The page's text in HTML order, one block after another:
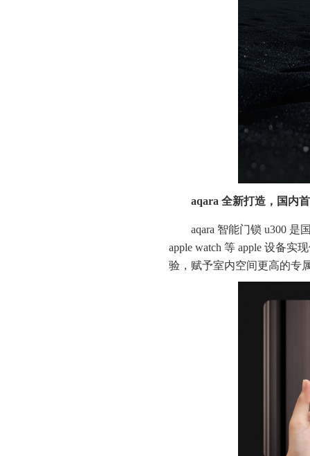
aqara 全新打造，国内
aqara 智能门锁 u300 是
apple watch 等 apple 设备
验，赋予室内空间更高的专